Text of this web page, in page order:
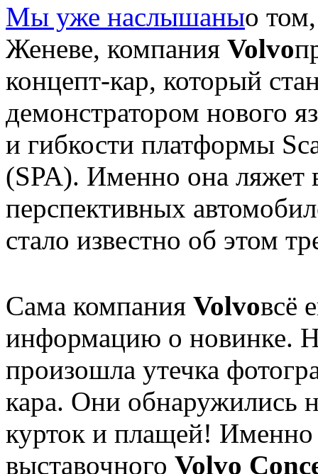
Мы уже наслышаныо
Женеве, компания Volvo
концепт-кар, который
демонстратором нового
и гибкости платформы
(SPA). Именно она ляжет
перспективных
стало известно об этом
Сама компания Volvoвсё
информацию о новинке.
произошла утечка
кара. Они обнаружились
курток и плащей! Именно
выставочного Volvo